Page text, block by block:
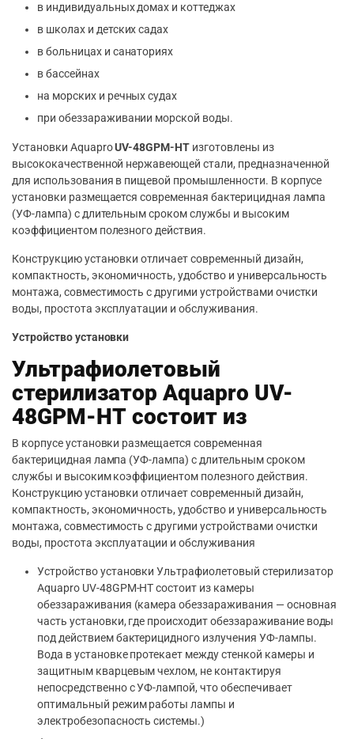
в индивидуальных домах и коттеджах
в школах и детских садах
в больницах и санаториях
в бассейнах
на морских и речных судах
при обеззараживании морской воды.
Установки AquaproUV-48GPM-HT изготовлены из
высококачественной нержавеющей стали, предназначенной
для использования в пищевой промышленности. В корпусе
установки размещается современная бактерицидная лампа
(УФ-лампа) с длительным сроком службы и высоким
коэффициентом полезного действия.
Конструкцию установки отличает современный дизайн,
компактность, экономичность, удобство и универсальность
монтажа, совместимость с другими устройствами очистки
воды, простота эксплуатации и обслуживания.
Устройство установки
Ультрафиолетовый
стерилизатор Aquapro UV-
48GPM-HT состоит из
В корпусе установки размещается современная
бактерицидная лампа (УФ-лампа) с длительным сроком
службы и высоким коэффициентом полезного действия.
Конструкцию установки отличает современный дизайн,
компактность, экономичность, удобство и универсальность
монтажа, совместимость с другими устройствами очистки
воды, простота эксплуатации и обслуживания
Устройство установки Ультрафиолетовый стерилизатор
Aquapro UV-48GPM-HT состоит из камеры
обеззараживания (камера обеззараживания — основная
часть установки, где происходит обеззараживание воды
под действием бактерицидного излучения УФ-лампы.
Вода в установке протекает между стенкой камеры и
защитным кварцевым чехлом, не контактируя
непосредственно с УФ-лампой, что обеспечивает
оптимальный режим работы лампы и
электробезопасность системы.)